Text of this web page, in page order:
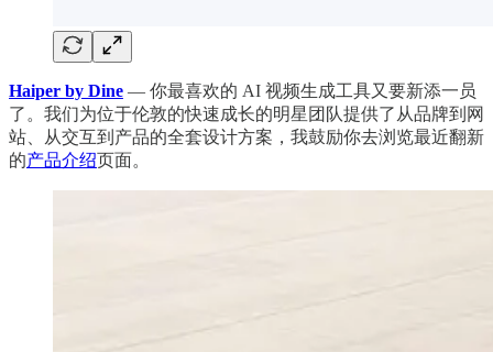
Haiper by Dine — 你最喜欢的 AI 视频生成工具又要新添一员
了。我们为位于伦敦的快速成长的明星团队提供了从品牌到网
站、从交互到产品的全套设计方案，我鼓励你去浏览最近翻新
的产品介绍页面。